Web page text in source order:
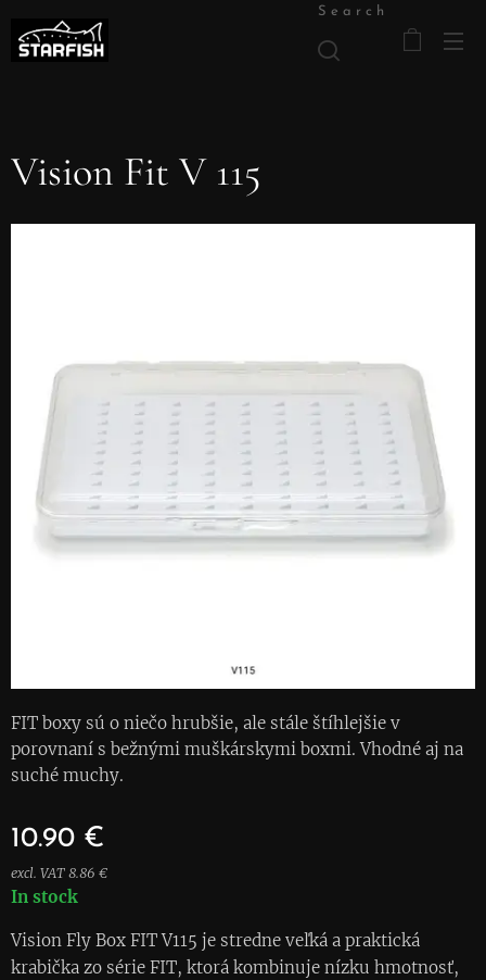
Search
Vision Fit V 115
FIT boxy sú o niečo hrubšie, ale stále štíhlejšie v
porovnaní s bežnými muškárskymi boxmi. Vhodné aj na
suché muchy.
10.90 €
excl. VAT 8.86 €
In stock
Vision Fly Box FIT V115 je stredne veľká a praktická
krabička zo série FIT, ktorá kombinuje nízku hmotnosť,